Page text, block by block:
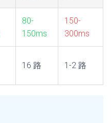
80-
150ms
150-
300ms
16 路 1-2 路